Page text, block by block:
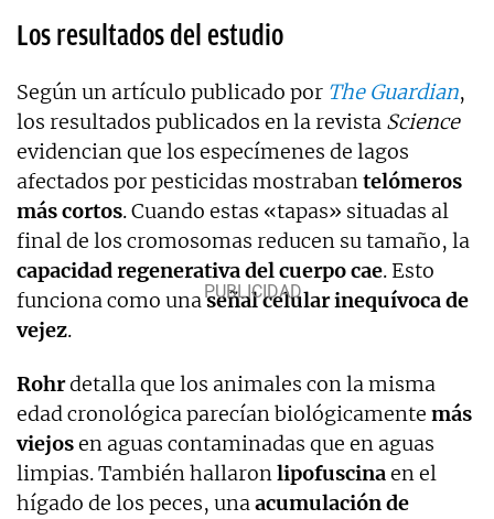
Los resultados del estudio
Según un artículo publicado por The Guardian,
los resultados publicados en la revista Science
evidencian que los especímenes de lagos
afectados por pesticidas mostrabantelómeros
más cortos. Cuando estas «tapas» situadas al
final de los cromosomas reducen su tamaño, la
capacidad regenerativa del cuerpo cae. Esto
funciona como unaseñal celular inequívoca de
vejez.
Rohrdetalla que los animales con la misma
edad cronológica parecían biológicamente más
viejosen aguas contaminadas que en aguas
limpias. También hallaronlipofuscinaen el
hígado de los peces, unaacumulación de